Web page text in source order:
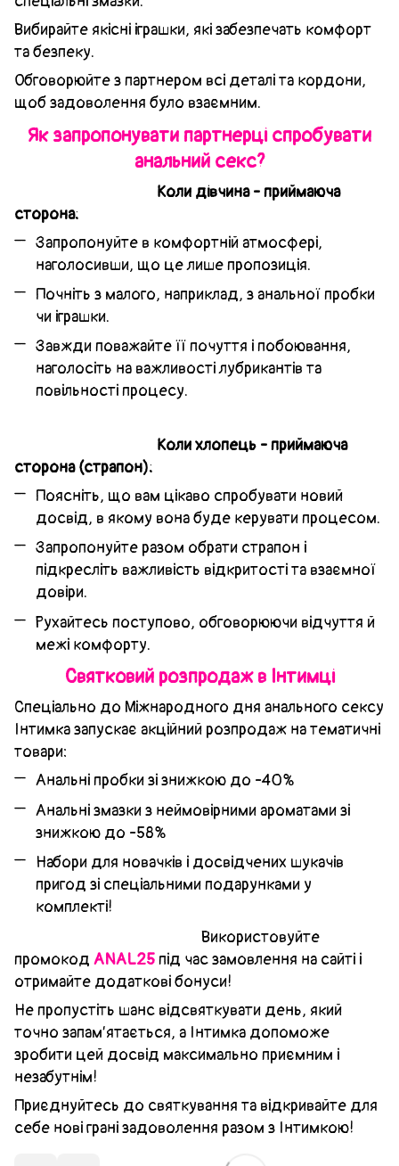
Вибирайте якісні іграшки, які забезпечать комфорт
та безпеку.
Обговорюйте з партнером всі деталі та кордони,
щоб задоволення було взаємним.
Як запропонувати партнерці спробувати
анальний секс?
Коли дівчина - приймаюча
сторона:
Запропонуйте в комфортній атмосфері,
наголосивши, що це лише пропозиція.
Почніть з малого, наприклад, з анальної пробки
чи іграшки.
Завжди поважайте її почуття і побоювання,
наголосіть на важливості лубрикантів та
повільності процесу.
Коли хлопець - приймаюча
сторона (страпон):
Поясніть, що вам цікаво спробувати новий
досвід, в якому вона буде керувати процесом.
Запропонуйте разом обрати страпон і
підкресліть важливість відкритості та взаємної
довіри.
Рухайтесь поступово, обговорюючи відчуття й
межі комфорту.
Святковий розпродаж в Інтимці
Спеціально до Міжнародного дня анального сексу
Інтимка запускає акційний розпродаж на тематичні
товари:
Анальні пробки зі знижкою до -40%
Анальні змазки з неймовірними ароматами зі
знижкою до -58%
Набори для новачків і досвідчених шукачів
пригод зі спеціальними подарунками у
комплекті!
Використовуйте
промокод ANAL25під час замовлення на сайті і
отримайте додаткові бонуси!
Не пропустіть шанс відсвяткувати день, який
точно запам’ятається, а Інтимка допоможе
зробити цей досвід максимально приємним і
незабутнім!
Приєднуйтесь до святкування та відкривайте для
себе нові грані задоволення разом з Інтимкою!